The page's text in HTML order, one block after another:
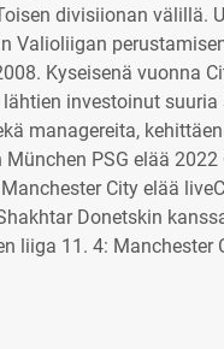
divisiionan välillä.
Valioliigan
Kyseisenä vuonna
investoinut
managereita,
München PSG elää
Manchester City elää
Donetskin
liiga 11. 4: Manchester